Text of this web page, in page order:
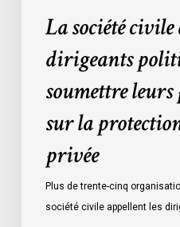
protection
privée
La société civile
dirigeants
soumettre
sur la
privée
Plus de trente-cinq
société civile appellent les